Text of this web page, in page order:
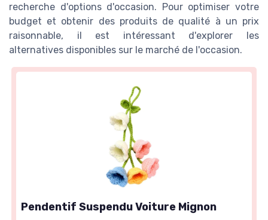
recherche d'options d'occasion. Pour optimiser votre
budget et obtenir des produits de qualité à un prix
raisonnable, il est intéressant d'explorer les
alternatives disponibles sur le marché de l'occasion.
Pendentif Suspendu Voiture Mignon